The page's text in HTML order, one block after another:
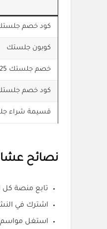
كود خصم
كوبون جلستك
خصم جلستك 2025
كود خصم
قسيمة شراء
نصائح
تابع منصة كل
اشترك في
استغل مواسم